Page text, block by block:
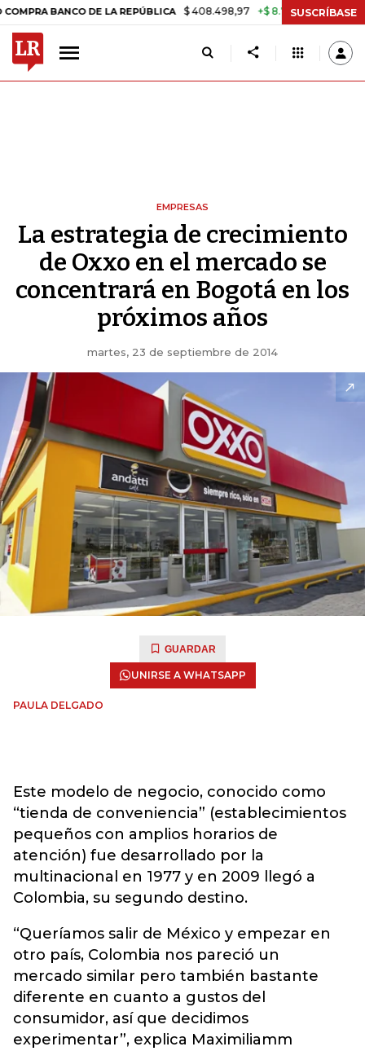
DE LA REPÚBLICA $ 408.498,97 +$ 8.753,81 +2,19% TASA
SUSCRÍBASE
EMPRESAS
La estrategia de crecimiento
de Oxxo en el mercado se
concentrará en Bogotá en los
próximos años
martes, 23 de septiembre de 2014
GUARDAR
UNIRSE A WHATSAPP
PAULA DELGADO
Este modelo de negocio, conocido como
“tienda de conveniencia” (establecimientos
pequeños con amplios horarios de
atención) fue desarrollado por la
multinacional en 1977 y en 2009 llegó a
Colombia, su segundo destino.
“Queríamos salir de México y empezar en
otro país, Colombia nos pareció un
mercado similar pero también bastante
diferente en cuanto a gustos del
consumidor, así que decidimos
experimentar”, explica Maximiliamm